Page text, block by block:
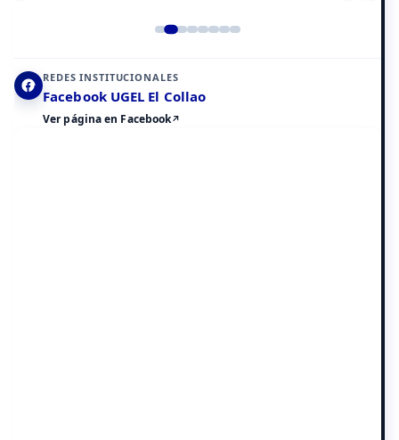
REDES INSTITUCIONALES
Facebook UGEL El Collao
Ver página en Facebook